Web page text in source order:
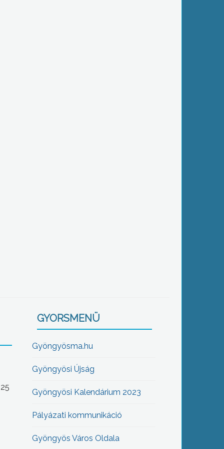
GYORSMENÜ
Gyöngyösma.hu
Gyöngyösi Újság
Gyöngyösi Kalendárium 2023
Pályázati kommunikáció
Gyöngyös Város Oldala